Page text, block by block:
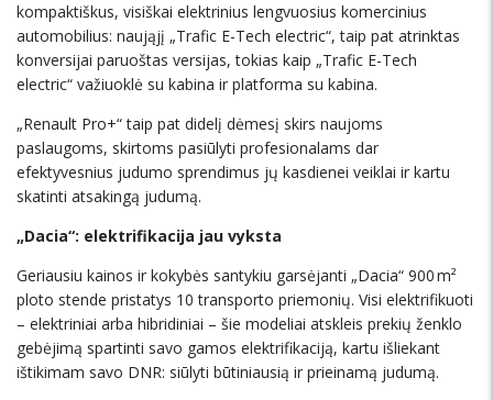
kompaktiškus, visiškai elektrinius lengvuosius komercinius
automobilius: naująjį „Trafic E-Tech electric“, taip pat atrinktas
konversijai paruoštas versijas, tokias kaip „Trafic E-Tech
electric“ važiuoklė su kabina ir platforma su kabina.
„Renault Pro+“ taip pat didelį dėmesį skirs naujoms
paslaugoms, skirtoms pasiūlyti profesionalams dar
efektyvesnius judumo sprendimus jų kasdienei veiklai ir kartu
skatinti atsakingą judumą.
„Dacia“: elektrifikacija jau vyksta
Geriausiu kainos ir kokybės santykiu garsėjanti „Dacia“ 900 m²
ploto stende pristatys 10 transporto priemonių. Visi elektrifikuoti
– elektriniai arba hibridiniai – šie modeliai atskleis prekių ženklo
gebėjimą spartinti savo gamos elektrifikaciją, kartu išliekant
ištikimam savo DNR: siūlyti būtiniausią ir prieinamą judumą.